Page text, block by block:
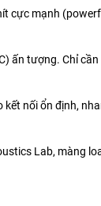
cực mạnh
ấn tượng. Chỉ
nối ổn định,
Lab, màng